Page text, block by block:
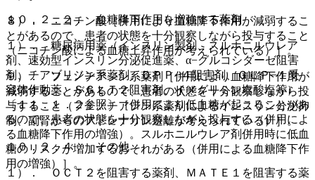
８）． ニコチン酸［併用により血糖降下作用が減弱するこ
とがあるので、患者の状態を十分観察しながら投与すること
（ニコチン酸による血糖上昇作用が考えられている）］。
９）． フェノチアジン系薬剤［併用により血糖降下作用が
減弱することがあるので、患者の状態を十分観察しながら投
与すること（フェノチアジン系薬剤によるインスリン分泌抑
制、副腎からのアドレナリン遊離が考えられている）］。
１０．２．４． その他
１）． ＯＣＴ２を阻害する薬剤、ＭＡＴＥ１を阻害する薬
１０．２．２． 血糖降下作用を増強する薬剤
１）． 糖尿病用薬（インスリン製剤、スルホニルウレア
剤、速効型インスリン分泌促進薬、α−グルコシダーゼ阻害
剤、チアゾリジン系薬剤、ＤＰＰ−４阻害剤、ＧＬＰ−１受
容体作動薬、ＳＧＬＴ２阻害剤、イメグリミン塩酸塩等）
〔１１．１．２参照〕［併用により低血糖が起こることがあ
るので、患者の状態を十分観察しながら投与する（併用によ
る血糖降下作用の増強）。スルホニルウレア剤併用時に低血
糖のリスクが増加するおそれがある（併用による血糖降下作
用の増強）］。